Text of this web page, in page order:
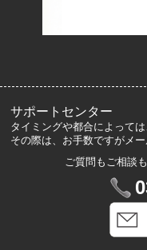
サポートセンター
タイミングや都合によって
その際は、お手数ですがメ
ご質問もご相談